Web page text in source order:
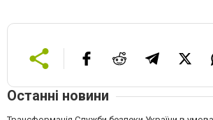
Останні новини